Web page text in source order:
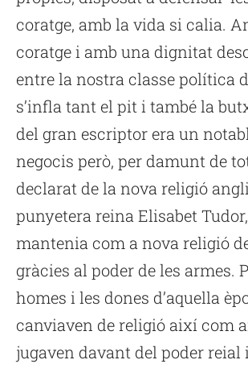
coratge, amb la vida si calia.
coratge i amb una dignitat
entre la nostra classe política
s’infla tant el pit i també la
del gran escriptor era un
negocis però, per damunt de
declarat de la nova religió
punyetera reina Elisabet
mantenia com a nova religió
gràcies al poder de les armes.
homes i les dones d’aquella
canviaven de religió així com
jugaven davant del poder reial